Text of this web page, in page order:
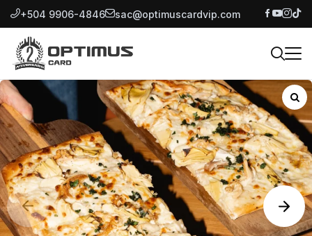
+504 9906-4846 sac@optimuscardvip.com